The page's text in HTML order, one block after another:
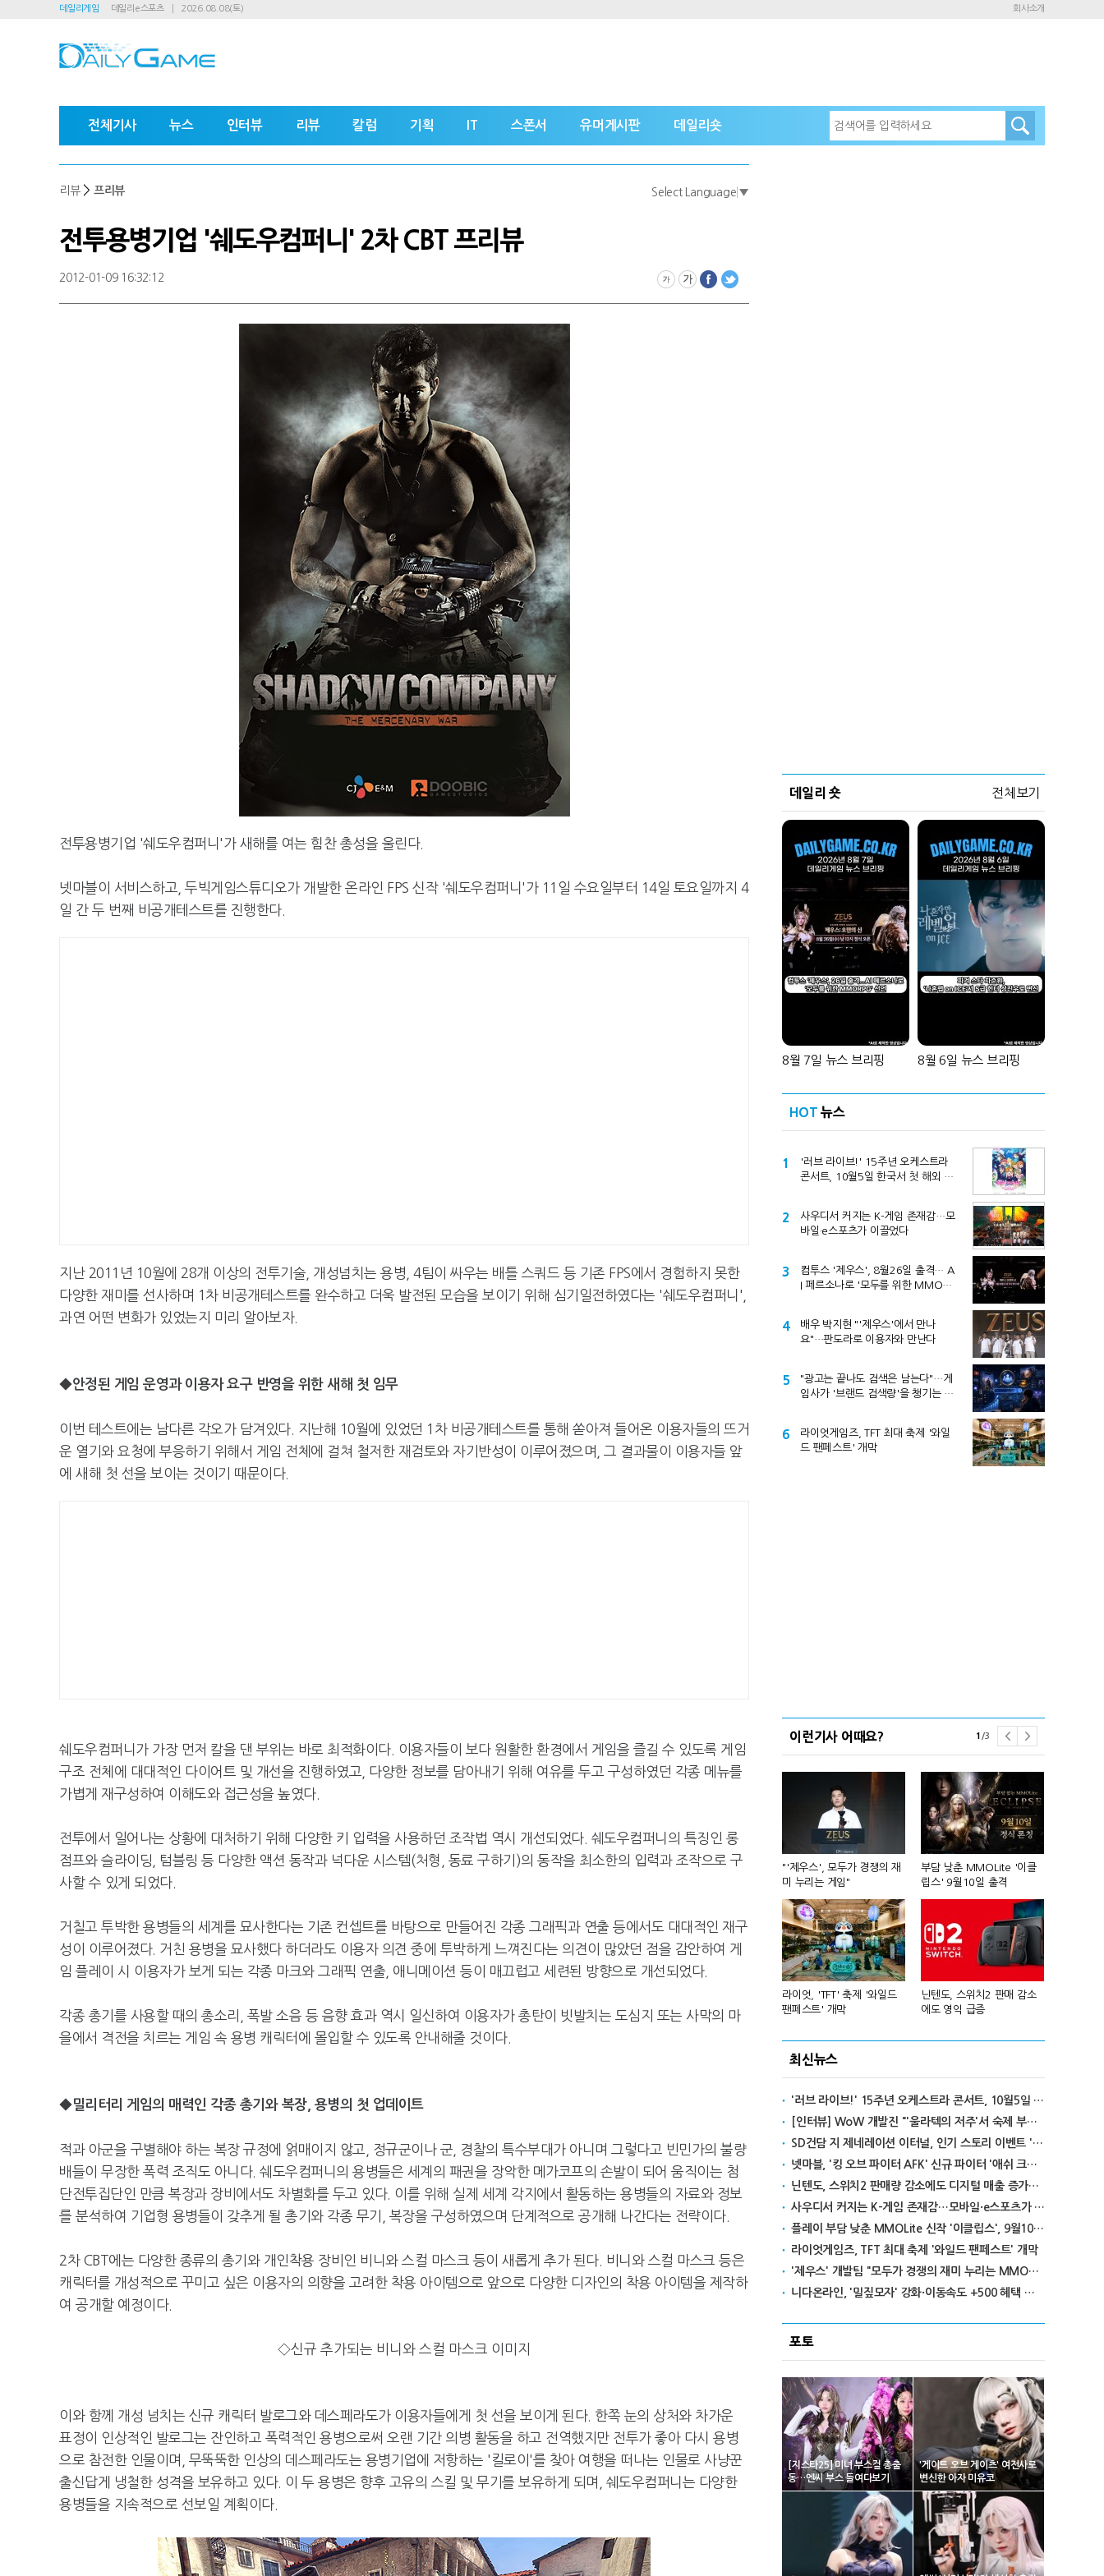
데일리게임 데일리e스포츠 2026.08.08(토) 회사소개
전체기사 뉴스 인터뷰 리뷰 칼럼 기획 IT 스폰서 유머게시판 데일리숏
리뷰> 프리뷰 Select Language ▼
전투용병기업 '쉐도우컴퍼니' 2차 CBT 프리뷰
2012-01-09 16:32:12
전투용병기업 '쉐도우컴퍼니'가 새해를 여는 힘찬 총성을 울린다.
넷마블이 서비스하고, 두빅게임스튜디오가 개발한 온라인 FPS 신작 '쉐도우컴퍼니'가 11일 수요일부터 14일 토요일까지 4
일 간 두 번째 비공개테스트를 진행한다.
지난 2011년 10월에 28개 이상의 전투기술, 개성넘치는 용병, 4팀이 싸우는 배틀 스쿼드 등 기존 FPS에서 경험하지 못한
다양한 재미를 선사하며 1차 비공개테스트를 완수하고 더욱 발전된 모습을 보이기 위해 심기일전하였다는 '쉐도우컴퍼니',
과연 어떤 변화가 있었는지 미리 알아보자.
◆안정된 게임 운영과 이용자 요구 반영을 위한 새해 첫 임무
이번 테스트에는 남다른 각오가 담겨있다. 지난해 10월에 있었던 1차 비공개테스트를 통해 쏟아져 들어온 이용자들의 뜨거
운 열기와 요청에 부응하기 위해서 게임 전체에 걸쳐 철저한 재검토와 자기반성이 이루어졌으며, 그 결과물이 이용자들 앞
에 새해 첫 선을 보이는 것이기 때문이다.
쉐도우컴퍼니가 가장 먼저 칼을 댄 부위는 바로 최적화이다. 이용자들이 보다 원활한 환경에서 게임을 즐길 수 있도록 게임
구조 전체에 대대적인 다이어트 및 개선을 진행하였고, 다양한 정보를 담아내기 위해 여유를 두고 구성하였던 각종 메뉴를
가볍게 재구성하여 이해도와 접근성을 높였다.
전투에서 일어나는 상황에 대처하기 위해 다양한 키 입력을 사용하던 조작법 역시 개선되었다. 쉐도우컴퍼니의 특징인 롱
점프와 슬라이딩, 텀블링 등 다양한 액션 동작과 넉다운 시스템(처형, 동료 구하기)의 동작을 최소한의 입력과 조작으로 구
사할 수 있게 되었다.
거칠고 투박한 용병들의 세계를 묘사한다는 기존 컨셉트를 바탕으로 만들어진 각종 그래픽과 연출 등에서도 대대적인 재구
성이 이루어졌다. 거친 용병을 묘사했다 하더라도 이용자 의견 중에 투박하게 느껴진다는 의견이 많았던 점을 감안하여 게
임 플레이 시 이용자가 보게 되는 각종 마크와 그래픽 연출, 애니메이션 등이 매끄럽고 세련된 방향으로 개선되었다.
각종 총기를 사용할 때의 총소리, 폭발 소음 등 음향 효과 역시 일신하여 이용자가 총탄이 빗발치는 도심지 또는 사막의 마
을에서 격전을 치르는 게임 속 용병 캐릭터에 몰입할 수 있도록 안내해줄 것이다.
◆밀리터리 게임의 매력인 각종 총기와 복장, 용병의 첫 업데이트
적과 아군을 구별해야 하는 복장 규정에 얽매이지 않고, 정규군이나 군, 경찰의 특수부대가 아니며 그렇다고 빈민가의 불량
배들이 무장한 폭력 조직도 아니다. 쉐도우컴퍼니의 용병들은 세계의 패권을 장악한 메가코프의 손발이 되어 움직이는 첨
단전투집단인 만큼 복장과 장비에서도 차별화를 두고 있다. 이를 위해 실제 세계 각지에서 활동하는 용병들의 자료와 정보
를 분석하여 기업형 용병들이 갖추게 될 총기와 각종 무기, 복장을 구성하였으며 단계적으로 공개해 나간다는 전략이다.
2차 CBT에는 다양한 종류의 총기와 개인착용 장비인 비니와 스컬 마스크 등이 새롭게 추가 된다. 비니와 스컬 마스크 등은
캐릭터를 개성적으로 꾸미고 싶은 이용자의 의향을 고려한 착용 아이템으로 앞으로 다양한 디자인의 착용 아이템을 제작하
여 공개할 예정이다.
◇신규 추가되는 비니와 스컬 마스크 이미지
이와 함께 개성 넘치는 신규 캐릭터 발로그와 데스페라도가 이용자들에게 첫 선을 보이게 된다. 한쪽 눈의 상처와 차가운
표정이 인상적인 발로그는 잔인하고 폭력적인 용병으로써 오랜 기간 의병 활동을 하고 전역했지만 전투가 좋아 다시 용병
으로 참전한 인물이며, 무뚝뚝한 인상의 데스페라도는 용병기업에 저항하는 '킬로이'를 찾아 여행을 떠나는 인물로 사냥꾼
출신답게 냉철한 성격을 보유하고 있다. 이 두 용병은 향후 고유의 스킬 및 무기를 보유하게 되며, 쉐도우컴퍼니는 다양한
용병들을 지속적으로 선보일 계획이다.
데일리 숏 전체보기
8월 7일 뉴스 브리핑 8월 6일 뉴스 브리핑
HOT 뉴스
1
'러브 라이브!' 15주년 오케스트라
콘서트, 10월5일 한국서 첫 해외 공
2
사우디서 커지는 K-게임 존재감…모
바일·e스포츠가 이끌었다
3
컴투스 '제우스', 8월26일 출격… A
I 페르소나로 '모두를 위한 MMORP
4
배우 박지현 "'제우스'에서 만나
요"…판도라로 이용자와 만난다
5
"광고는 끝나도 검색은 남는다"…게
임사가 '브랜드 검색량'을 챙기는 이
6
라이엇게임즈, TFT 최대 축제 '와일
드 팬페스트' 개막
이런기사 어때요? 1 /3
넷마블, 2분기 매출 7492억
크래프톤, '게임스컴'서 신작
카' 이색 사회공헌
환 자신
"'제우스', 모두가 경쟁의 재
미 누리는 게임"
부담 낮춘 MMOLite '이클
립스' 9월10일 출격
라이엇, 'TFT' 축제 '와일드
팬페스트' 개막
닌텐도, 스위치2 판매 감소
에도 영익 급증
최신뉴스
'러브 라이브!' 15주년 오케스트라 콘서트, 10월5일 한국서 첫 해외 공연
[인터뷰] WoW 개발진 "'울라텍의 저주'서 숙제 부담 줄이고 보상 높여"
SD건담 지 제네레이션 이터널, 인기 스토리 이벤트 '라크로아의 용사' 재개최
넷마블, '킹 오브 파이터 AFK' 신규 파이터 '애쉬 크림존' 업데이트
닌텐도, 스위치2 판매량 감소에도 디지털 매출 증가로 영익 급증
사우디서 커지는 K-게임 존재감…모바일·e스포츠가 이끌었다
플레이 부담 낮춘 MMOLite 신작 '이클립스', 9월10일 출격
라이엇게임즈, TFT 최대 축제 '와일드 팬페스트' 개막
'제우스' 개발팀 "모두가 경쟁의 재미 누리는 MMORPG로 만들 것"
니다온라인, '밀짚모자' 강화·이동속도 +500 혜택 이벤트 진행
포토
[지스타25] 미녀 부스걸 총출
동…엔씨 부스 들여다보기
'게이트 오브 게이츠' 여전사로
변신한 아자 미유코